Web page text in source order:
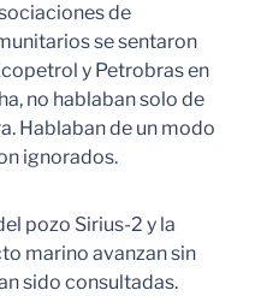
de
se sentaron
y Petrobras en
no hablaban solo de
Hablaban de un modo
ignorados.
pozo Sirius-2 y la
marino avanzan sin
sido consultadas.